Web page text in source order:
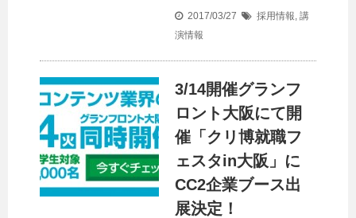
2017/03/27 採用情報, 講
演情報
3/14開催グランフ
ロント大阪にて開
催「クリ博就職フ
ェスタin大阪」に
CC2企業ブース出
展決定！